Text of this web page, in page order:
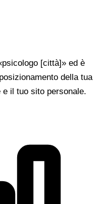
[città]» ed è
della tua
il tuo sito personale.